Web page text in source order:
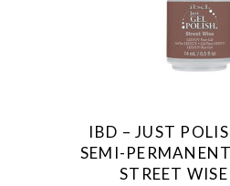
IBD – JUST
SEMI-
STREET